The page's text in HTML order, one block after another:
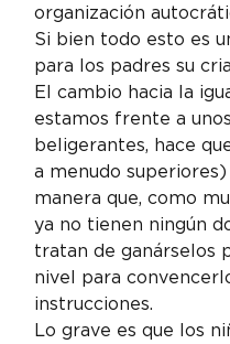
organización
Si bien todo esto es
para los padres su
El cambio hacia la
estamos frente a
beligerantes, hace
a menudo
manera que, como
ya no tienen ningún
tratan de ganárselos
nivel para
instrucciones.
Lo grave es que los